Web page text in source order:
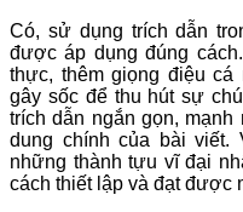
Có, sử dụng trích dẫn
được áp dụng đúng
thực, thêm giọng điệu
gây sốc để thu hút sự
trích dẫn ngắn gọn,
dung chính của bài viết.
những thành tựu vĩ đại
cách thiết lập và đạt được